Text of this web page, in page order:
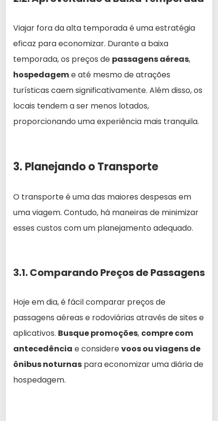
Viajar fora da alta temporada é uma estratégia
eficaz para economizar. Durante a baixa
temporada, os preços de passagens aéreas,
hospedageme até mesmo de atrações
turísticas caem significativamente. Além disso, os
locais tendem a ser menos lotados,
proporcionando uma experiência mais tranquila.
3. Planejando o Transporte
O transporte é uma das maiores despesas em
uma viagem. Contudo, há maneiras de minimizar
esses custos com um planejamento adequado.
3.1. Comparando Preços de Passagens
Hoje em dia, é fácil comparar preços de
passagens aéreas e rodoviárias através de sites e
aplicativos. Busque promoções, compre com
antecedência e considerevoos ou viagens de
ônibus noturnas para economizar uma diária de
hospedagem.